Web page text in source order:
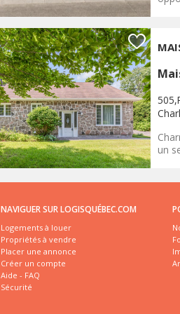
un
NAVIGUER SUR LOGISQUÉBEC.COM
Logements à louer
Propriétés à vendre
Placer une annonce
Créer un compte
Aide - FAQ
Sécurité